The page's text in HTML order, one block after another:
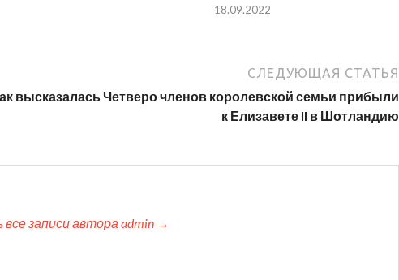
18.09.2022
высказалась
СЛЕДУЮЩАЯ СТАТЬЯ
Четверо членов королевской семьи прибыли
к Елизавете II в Шотландию
записи автора admin →